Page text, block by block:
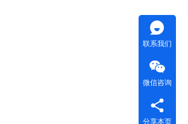
联系我们
微信咨询
分享本页